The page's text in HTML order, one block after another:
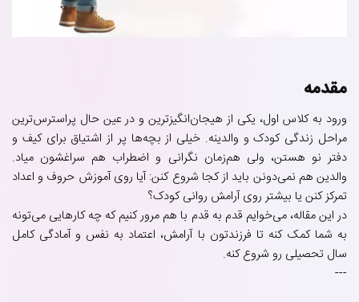
مقدمه
ورود به کلاس اول، یکی از هیجان‌انگیزترین و در عین حال پراسترس‌ترین
مراحل زندگی کودک و والدینه. خیلی از بچه‌ها پر از اشتیاق برای کیف و
دفتر نو هستن، ولی هم‌زمان نگرانی و اضطراب هم سراغشون میاد.
والدین هم نمی‌دونن باید از کجا شروع کنن: آیا روی آموزش حروف و اعداد
تمرکز کنن یا بیشتر روی آرامش روانی کودک؟
در این مقاله، می‌خوایم قدم به قدم با هم مرور کنیم که چه کارهایی می‌تونه
به شما کمک کنه تا فرزندتون با آرامش، اعتماد به نفس و آمادگی کامل
سال تحصیلی رو شروع کنه.
---